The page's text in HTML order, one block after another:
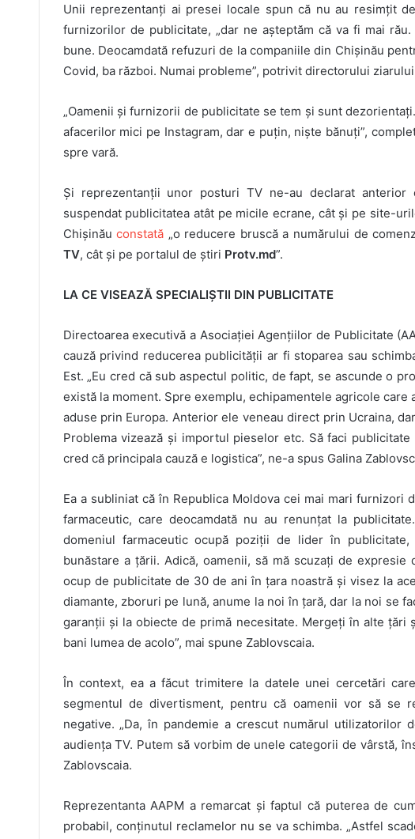
Unii reprezentanți ai presei locale spun că nu au resimțit
furnizorilor de publicitate, „dar ne așteptăm că va fi mai
bune. Deocamdată refuzuri de la companiile din Chișinău
Covid, ba război. Numai probleme”, potrivit directorului
„Oamenii și furnizorii de publicitate se tem și sunt
afacerilor mici pe Instagram, dar e puțin, niște bănuți”,
spre vară.
Și reprezentanții unor posturi TV ne-au declarat
suspendat publicitatea atât pe micile ecrane, cât și pe site-
Chișinăuconstată „o reducere bruscă a numărului de
TV, cât și pe portalul de știri Protv.md”.
LA CE VISEAZĂ SPECIALIȘTII DIN PUBLICITATE
Directoarea executivă a Asociației Agențiilor de Publicitate
cauză privind reducerea publicității ar fi stoparea sau
Est. „Eu cred că sub aspectul politic, de fapt, se ascunde o
există la moment. Spre exemplu, echipamentele agricole
aduse prin Europa. Anterior ele veneau direct prin Ucraina,
Problema vizează și importul pieselor etc. Să faci
cred că principala cauză e logistica”, ne-a spus Galina
Ea a subliniat că în Republica Moldova cei mai mari
farmaceutic, care deocamdată nu au renunțat la
domeniul farmaceutic ocupă poziții de lider în
bunăstare a țării. Adică, oamenii, să mă scuzați de
ocup de publicitate de 30 de ani în țara noastră și visez la
diamante, zboruri pe lună, anume la noi în țară, dar la noi se
garanții și la obiecte de primă necesitate. Mergeți în alte
bani lumea de acolo”, mai spune Zablovscaia.
În context, ea a făcut trimitere la datele unei cercetări
segmentul de divertisment, pentru că oamenii vor să se
negative. „Da, în pandemie a crescut numărul utilizatorilor
audiența TV. Putem să vorbim de unele categorii de vârstă,
Zablovscaia.
Reprezentanta AAPM a remarcat și faptul că puterea de
probabil, conținutul reclamelor nu se va schimba. „Astfel